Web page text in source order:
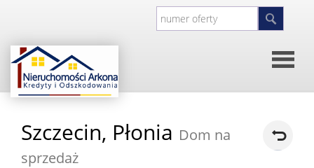
główna
O
Szczecin, Płonia Dom na
sprzedaż